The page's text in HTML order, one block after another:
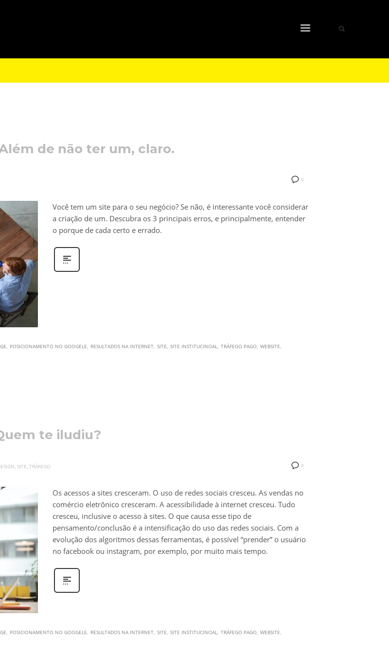
de não ter um, claro.
0
Você tem um site para o seu negócio? Se não, é interessante você considerar
a criação de um. Descubra os 3 principais erros, e principalmente, entender
o porque de cada certo e errado.
POSICIONAMENTO NO GOOGELE RESULTADOS NA INTERNET SITE SITE INSTITUCINOAL TRÁFEGO PAGO WEBSITE
te iludiu?
0
SITE TRÁFEGO
Os acessos a sites cresceram. O uso de redes sociais cresceu. As vendas no
comércio eletrônico cresceram. A acessibilidade à internet cresceu. Tudo
cresceu, inclusive o acesso à sites. O que causa esse tipo de
pensamento/conclusão é a intensificação do uso das redes sociais. Com a
evolução dos algoritmos dessas ferramentas, é possível “prender” o usuário
no facebook ou instagram, por exemplo, por muito mais tempo.
POSICIONAMENTO NO GOOGELE RESULTADOS NA INTERNET SITE SITE INSTITUCINOAL TRÁFEGO PAGO WEBSITE